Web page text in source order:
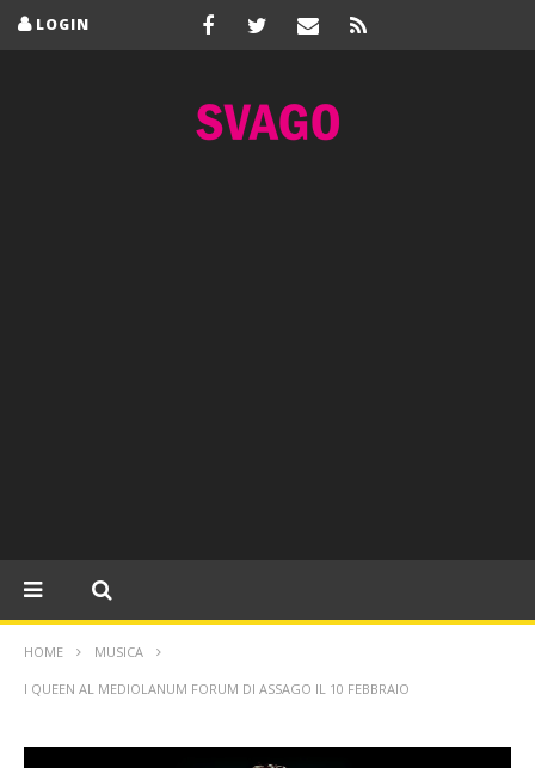
LOGIN
HOME MUSICA
I QUEEN AL MEDIOLANUM FORUM DI ASSAGO IL 10 FEBBRAIO